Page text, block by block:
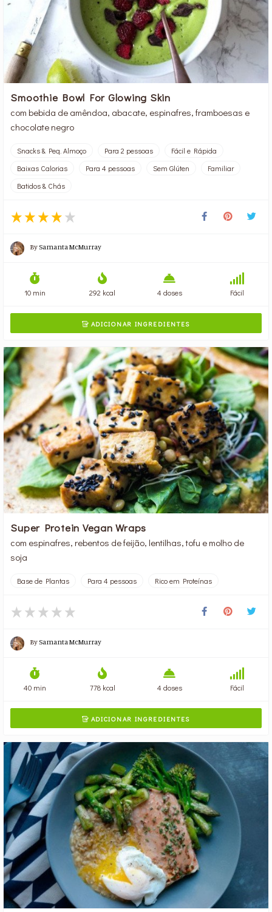
Smoothie Bowl For Glowing Skin
com bebida de amêndoa, abacate, espinafres, framboesas e
chocolate negro
Snacks & Peq. Almoço Para 2 pessoas
Fácil e Rápida
Baixas Calorias
Para 4 pessoas Sem Glúten
Familiar
Batidos & Chás
BySamanta McMurray
10 min 292 kcal 4 doses Fácil
ADICIONAR INGREDIENTES
Super Protein Vegan Wraps
com espinafres, rebentos de feijão, lentilhas, tofu e molho de
soja
Base de Plantas Para 4 pessoas Rico em Proteínas
BySamanta McMurray
40 min 778 kcal 4 doses Fácil
ADICIONAR INGREDIENTES